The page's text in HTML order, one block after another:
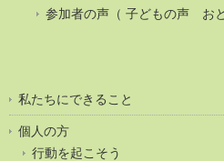
参加者の声（ 子どもの声 おと
私たちにできること
個人の方
行動を起こそう